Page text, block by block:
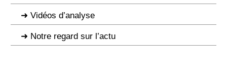
Vidéos d’analyse
Notre regard sur l’actu